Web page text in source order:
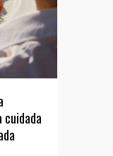
cuidada